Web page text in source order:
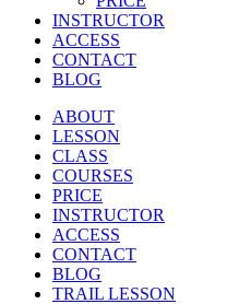
INSTRUCTOR
ACCESS
CONTACT
BLOG
ABOUT
LESSON
CLASS
COURSES
PRICE
INSTRUCTOR
ACCESS
CONTACT
BLOG
TRAIL LESSON